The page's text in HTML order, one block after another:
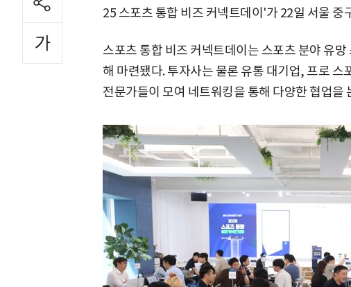
25 스포츠 통합 비즈 커넥트데이'가 22일 서울 중
스포츠 통합 비즈 커넥트데이는 스포츠 분야 유
해 마련됐다. 투자사는 물론 유통 대기업, 프로
전문가들이 모여 네트워킹을 통해 다양한 협업을